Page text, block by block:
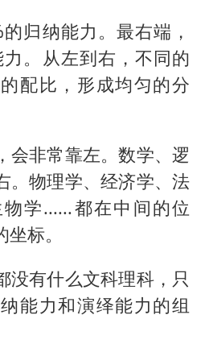
归纳能力。最右端，
。从左到右，不同的
配比，形成均匀的分
会非常靠左。数学、逻
。物理学、经济学、法
学......都在中间的位
标。
没有什么文科理科，只
能力和演绎能力的组